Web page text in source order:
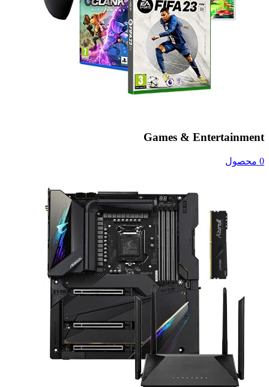
Games & Entertainment
0 محصول